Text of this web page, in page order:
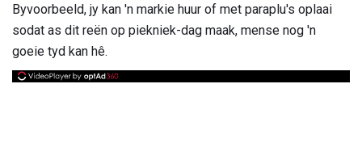
Byvoorbeeld, jy kan 'n markie huur of met paraplu's oplaai
sodat as dit reën op piekniek-dag maak, mense nog 'n
goeie tyd kan hê.